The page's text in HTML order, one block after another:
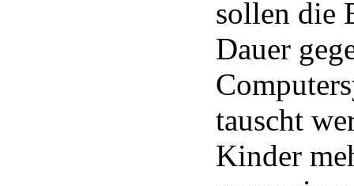
sollen die
Dauer
tauscht
Kinder